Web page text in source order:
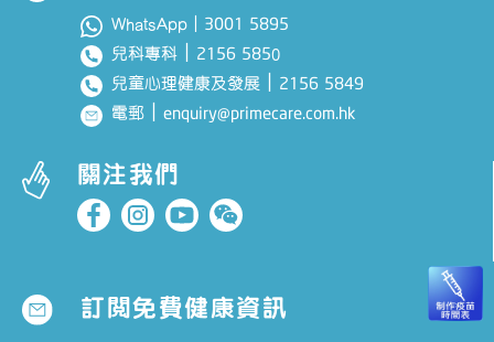
WhatsApp｜ 3001 5895
兒科專科 2156 5850
兒童心理健康及發展
2156 5849
電郵 ｜enquiry@primecare.com.hk
關注我們
訂閱免費健康資訊